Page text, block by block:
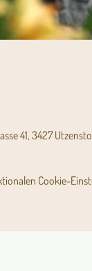
41, 3427
Cookie-